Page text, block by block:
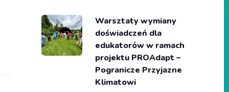
Warsztaty wymiany
doświadczeń dla
edukatorów w ramach
projektu PROAdapt –
Pogranicze Przyjazne
Klimatowi